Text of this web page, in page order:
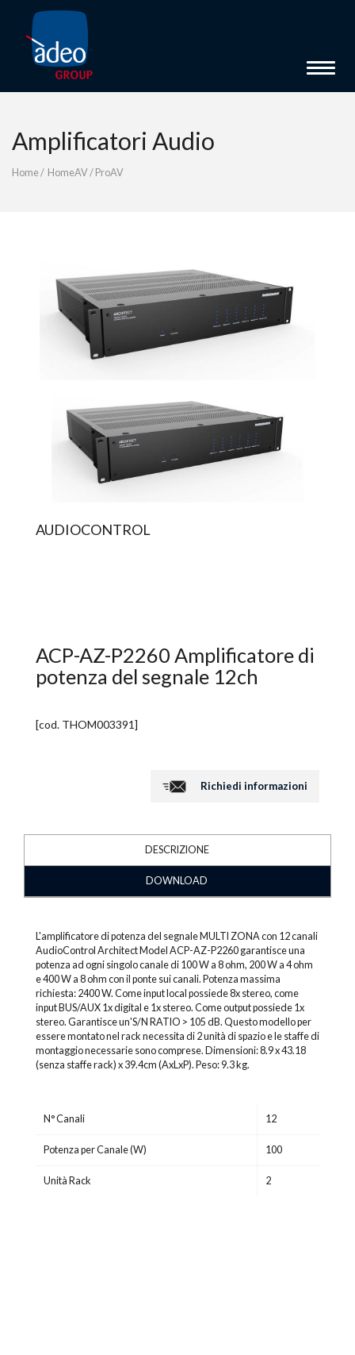
Toggle
Amplificatori Audio
Home/ HomeAV/ ProAV
AUDIOCONTROL
ACP-AZ-P2260 Amplificatore di
potenza del segnale 12ch
[cod. THOM003391]
Richiedi informazioni
DESCRIZIONE
DOWNLOAD
L'amplificatore di potenza del segnale MULTI ZONA con 12 canali
AudioControl Architect Model ACP-AZ-P2260 garantisce una
potenza ad ogni singolo canale di 100 W a 8 ohm, 200 W a 4 ohm
e 400 W a 8 ohm con il ponte sui canali. Potenza massima
richiesta: 2400 W. Come input local possiede 8x stereo, come
input BUS/AUX 1x digital e 1x stereo. Come output possiede 1x
stereo. Garantisce un'S/N RATIO > 105 dB. Questo modello per
essere montato nel rack necessita di 2 unità di spazio e le staffe di
montaggio necessarie sono comprese. Dimensioni: 8.9 x 43.18
(senza staffe rack) x 39.4cm (AxLxP). Peso: 9.3 kg.
N° Canali 12
Potenza per Canale (W) 100
Unità Rack 2